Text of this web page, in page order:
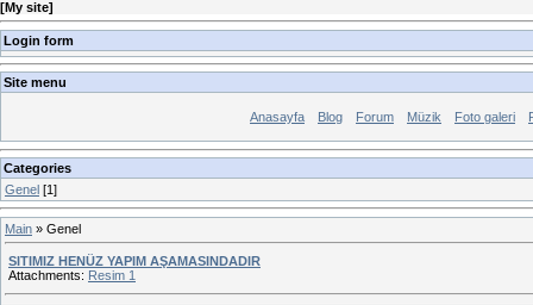
[My site]
Login form
Site menu
Anasayfa Blog Forum Müzik Foto galeri
Categories
Genel [1]
Main » Genel
SITIMIZ HENÜZ YAPIM AŞAMASINDADIR
Attachments: Resim 1